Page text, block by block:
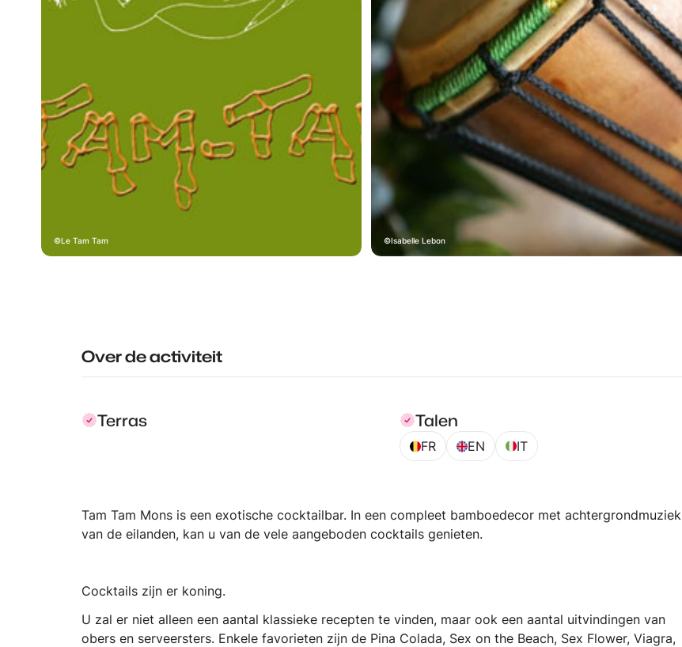
Le Tam Tam Isabelle Lebon
Over de activiteit
Terras Talen
FR EN IT
Tam Tam Mons is een exotische cocktailbar. In een compleet bamboedecor met achtergrondmuziek
van de eilanden, kan u van de vele aangeboden cocktails genieten.
Cocktails zijn er koning.
U zal er niet alleen een aantal klassieke recepten te vinden, maar ook een aantal uitvindingen van
obers en serveersters. Enkele favorieten zijn de Pina Colada, Sex on the Beach, Sex Flower, Viagra,